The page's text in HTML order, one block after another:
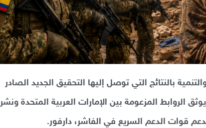
بالنتائج التي توصل إليها التحقيق الجديد الصادر
المزعومة بين الإمارات العربية المتحدة ونشر
قوات الدعم السريع في الفاشر، دارفور.